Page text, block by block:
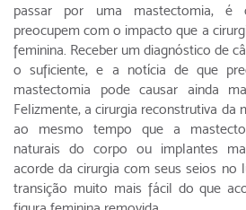
passar por uma mastectomia, é
preocupem com o impacto que a
feminina. Receber um diagnóstico de
o suficiente, e a notícia de que
mastectomia pode causar ainda
Felizmente, a cirurgia reconstrutiva da
ao mesmo tempo que a
naturais do corpo ou implantes
acorde da cirurgia com seus seios no
transição muito mais fácil do que